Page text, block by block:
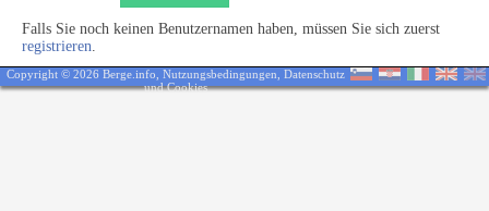
Falls Sie noch keinen Benutzernamen haben, müssen Sie sich zuerst
registrieren.
Copyright © 2026 Berge.info, Nutzungsbedingungen Datenschutz
und Cookies